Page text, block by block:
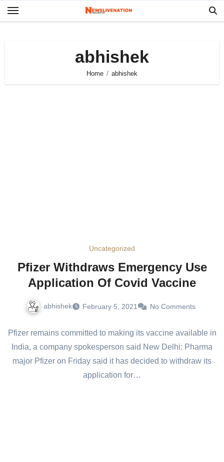
Skip
to
abhishek
Home abhishek
Uncategorized
Pfizer Withdraws Emergency Use
Application Of Covid Vaccine
abhishek February 5, 2021 No Comments
Pfizer remains committed to making its vaccine available in
India, a company spokesperson said New Delhi: Pharma
major Pfizer on Friday said it has decided to withdraw its
application for…